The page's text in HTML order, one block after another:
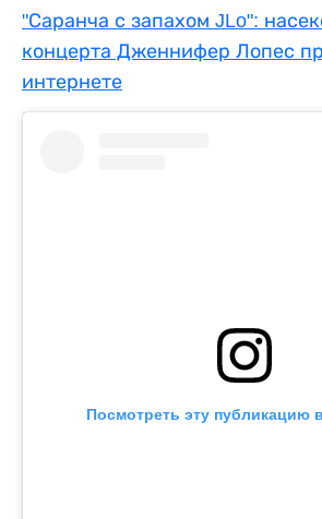
"Саранча с запахом JLo":
концерта Дженнифер Лопес
интернете
Посмотреть эту публикацию